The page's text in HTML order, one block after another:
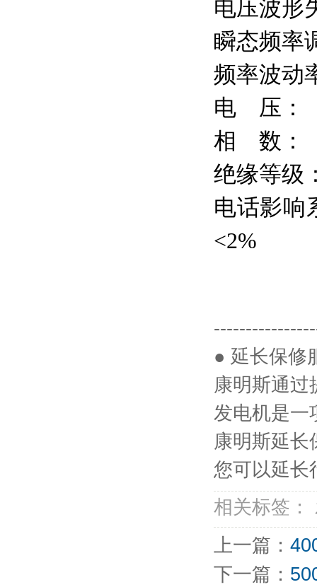
电压波形
瞬态频率
频率波动
电
压：
相
数：
绝缘等级
电话影响
<2%
● 延长保修
康明斯通过
发电机是一
康明斯延
您可以延长
相关标签：
上一篇：
下一篇：